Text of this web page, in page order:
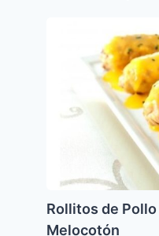
Rollitos de
Melocotón